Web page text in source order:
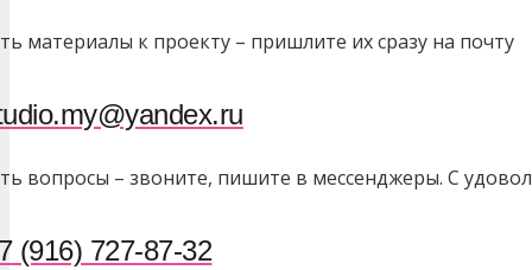
материалы к проекту – пришлите их сразу на почту
вопросы – звоните, пишите в мессенджеры. С
(916) 727-87-32